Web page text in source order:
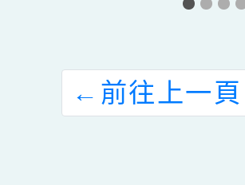
屆輔具休閒運動
照。
← 前往上一頁